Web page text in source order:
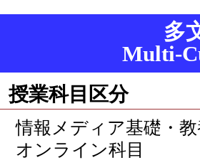
多
Multi-
授業科目区分
情報メディア基礎・
オンライン科目